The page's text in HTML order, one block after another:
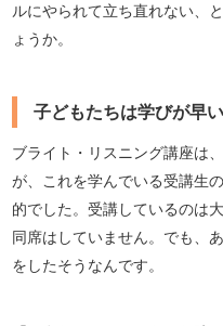
ルにやられて立ち直れない、
ょうか。
子どもたちは学びが早い
ブライト・リスニング講座は
が、これを学んでいる受講生
的でした。受講しているのは
同席はしていません。でも、
をしたそうなんです。